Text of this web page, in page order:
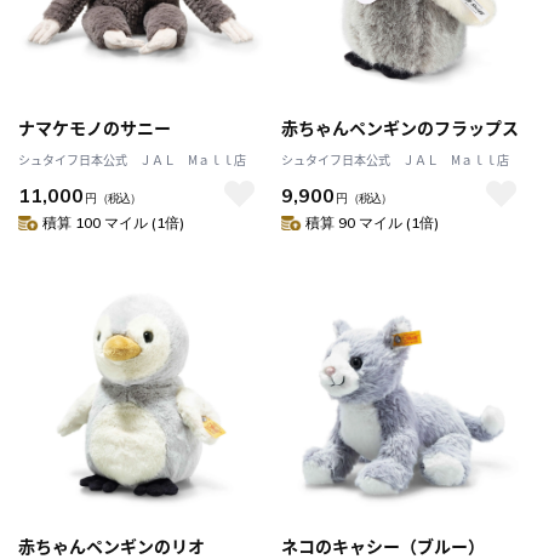
ナマケモノのサニー
シュタイフ日本公式 ＪＡＬ Mａｌｌ店
11,000 円 （税込）
積算 100 マイル (1倍)
赤ちゃんペンギンのフラップス
シュタイフ日本公式 ＪＡＬ Mａｌｌ店
9,900 円 （税込）
積算 90 マイル (1倍)
赤ちゃんペンギンのリオ ネコのキャシー（ブルー）